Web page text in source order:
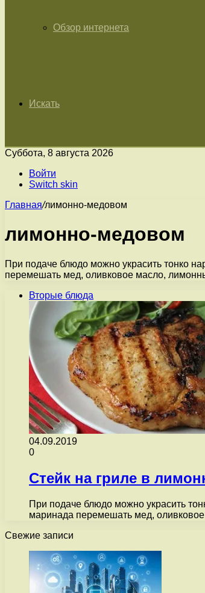
Обзор интернета
Искать
Суббота, 8 августа 2026
Войти
Switch skin
Главная/лимонно-медовом
лимонно-медовом
При подаче блюдо можно украсить тонко
перемешать мед, оливковое масло,
Вторые блюда
04.09.2019
0
Стейк на гриле в
При подаче блюдо можно украсить
маринада перемешать мед,
Свежие записи